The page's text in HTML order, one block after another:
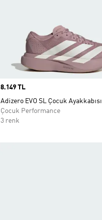
Price
8.149 TL
Adizero EVO SL Çocuk Ayakkabısı
Çocuk Performance
3 renk